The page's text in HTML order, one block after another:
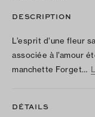
DESCRIPTION
L’esprit d’une fleur
associée à l’amour
manchette Forget…
DÉTAILS